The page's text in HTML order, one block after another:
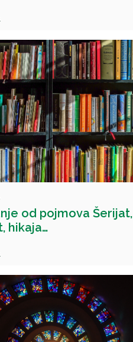
od pojmova Šerijat,
hikaja…